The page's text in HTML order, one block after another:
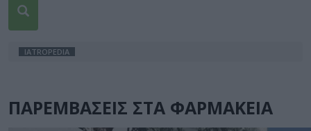
IATROPEDIA
ΠΑΡΕΜΒΑΣΕΙΣ ΣΤΑ ΦΑΡΜΑΚΕΙΑ